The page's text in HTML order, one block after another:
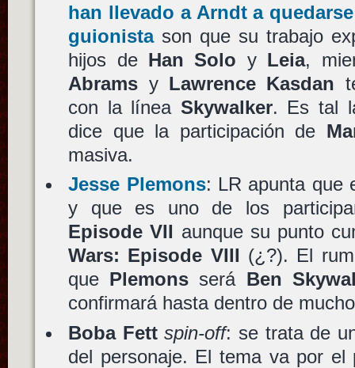
han llevado a Arndta
guionistason que su trabajo
hijos de Han Solo y Leia,
Abrams y Lawrence Kasdan
con la línea Skywalker. Es tal
dice que la participación de
masiva.
Jesse Plemons: LR apunta que
y que es uno de los
Episode VII aunque su punto
Wars: Episode VIII (¿?). El
que Plemons será Ben
confirmará hasta dentro de
Boba Fett spin-off: se trata de
del personaje. El tema va por